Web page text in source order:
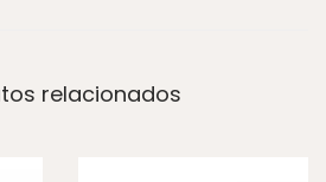
relacionados